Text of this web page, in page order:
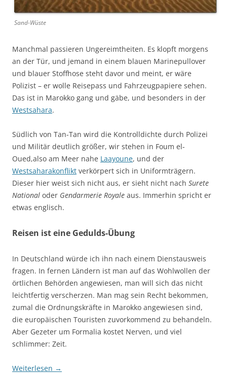
Sand-Wüste
Manchmal passieren Ungereimtheiten. Es klopft morgens
an der Tür, und jemand in einem blauen Marinepullover
und blauer Stoffhose steht davor und meint, er wäre
Polizist – er wolle Reisepass und Fahrzeugpapiere sehen.
Das ist in Marokko gang und gäbe, und besonders in der
Westsahara.
Südlich von Tan-Tan wird die Kontrolldichte durch Polizei
und Militär deutlich größer, wir stehen in Foum el-
Oued,also am Meer nahe Laayoune, und der
Westsaharakonflikt verkörpert sich in Uniformträgern.
Dieser hier weist sich nicht aus, er sieht nicht nach Surete
National oder Gendarmerie Royale aus. Immerhin spricht er
etwas englisch.
Reisen ist eine Gedulds-Übung
In Deutschland würde ich ihn nach einem Dienstausweis
fragen. In fernen Ländern ist man auf das Wohlwollen der
örtlichen Behörden angewiesen, man will sich das nicht
leichtfertig verscherzen. Man mag sein Recht bekommen,
zumal die Ordnungskräfte in Marokko angewiesen sind,
die europäischen Touristen zuvorkommend zu behandeln.
Aber Gezeter um Formalia kostet Nerven, und viel
schlimmer: Zeit.
Weiterlesen →